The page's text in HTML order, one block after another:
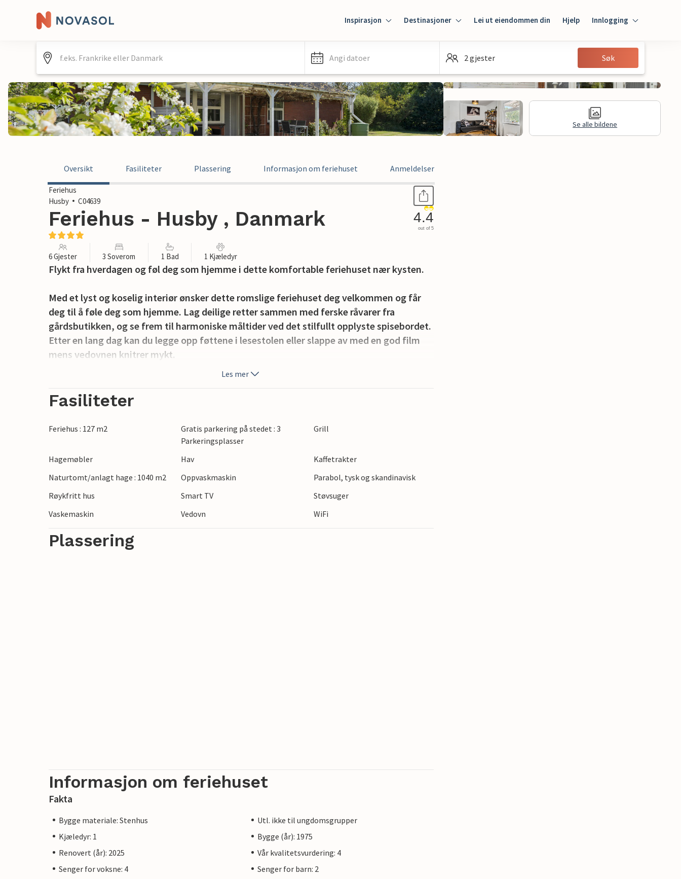
Inspirasjon Destinasjoner Lei ut eiendommen din Hjelp Innlogging
Innlogging
Gjest
Angi datoer 2 gjester Søk
Se alle bildene
Oversikt Fasiliteter Plassering Informasjon om feriehuset Anmeldelser
Feriehus
Husby
C04639
Feriehus - Husby , Danmark 4.4
out of 5
6 Gjester 3 Soverom 1 Bad 1 Kjæledyr
Flykt fra hverdagen og føl deg som hjemme i dette komfortable feriehuset nær kysten.
Med et lyst og koselig interiør ønsker dette romslige feriehuset deg velkommen og får
deg til å føle deg som hjemme. Lag deilige retter sammen med ferske råvarer fra
gårdsbutikken, og se frem til harmoniske måltider ved det stilfullt opplyste spisebordet.
Etter en lang dag kan du legge opp føttene i lesestolen eller slappe av med en god film
mens vedovnen knitrer mykt.
rundt på den romslige plenen mens du har stimulerende samtaler i de komfortable
Sykle gjennom sanddynelandskapet i Thy nasjonalpark, eller pust inn den beroligende
sjøluften på en lang spasertur langs stranden. Besøk Lemvig med havnen, små butikker
og Museet for religiøs kunst eller Hjerl Hede friluftsmuseum. Padle kano på Storå, eller
utforsk fuglereservatet ved Nissumfjorden.
Les mer
Fasiliteter
Feriehus : 127 m2
Gratis parkering på stedet : 3
Parkeringsplasser
Grill
Hagemøbler Hav
Kaffetrakter
Naturtomt/anlagt hage : 1040 m2
Oppvaskmaskin
Parabol, tysk og skandinavisk
Røykfritt hus
Smart TV
Støvsuger
Vaskemaskin
Vedovn WiFi
Plassering
Informasjon om feriehuset
Fakta
Bygge materiale: Stenhus
Utl. ikke til ungdomsgrupper
Kjæledyr: 1
Bygge (år): 1975
Renovert (år): 2025
Vår kvalitetsvurdering: 4
Senger for voksne: 4
Senger for barn: 2